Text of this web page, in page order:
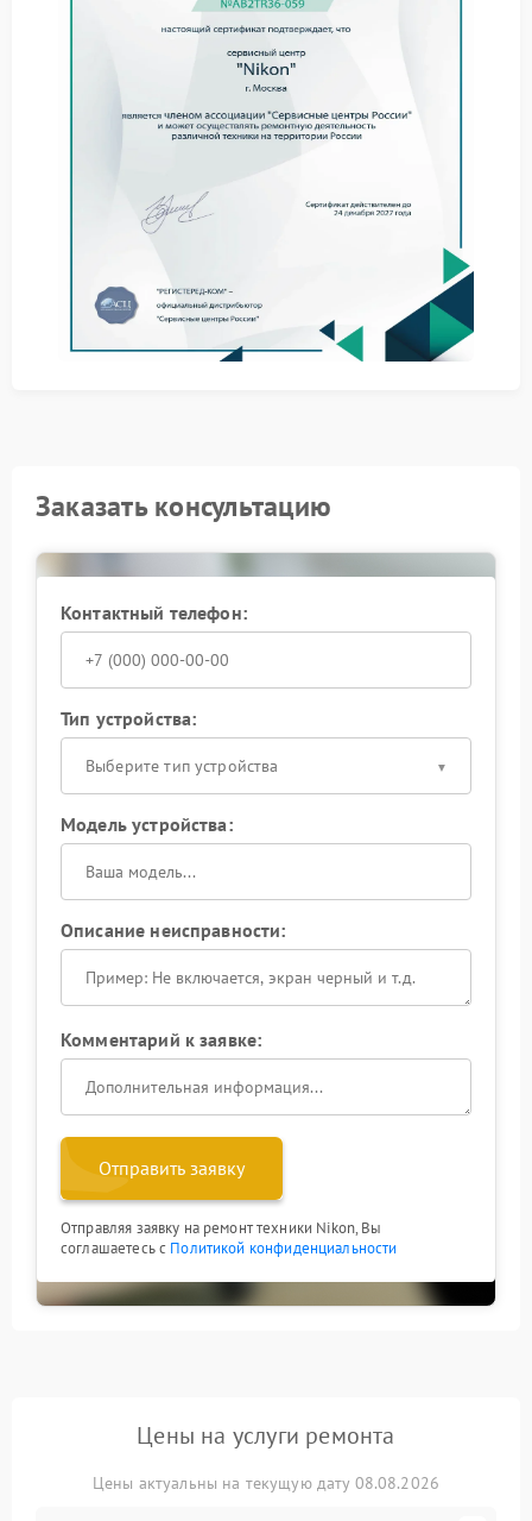
освещения, вероятна неисправность оптики. В этом
случае самостоятельный ремонт Nikon может
привести к дополнительным повреждениям из‑за
сложности конструкции объектива.
Обратитесь в сервисный центр Nikon для
комплексной диагностики. Специалисты проверят
линз и герметичность корпуса.
Официальный сервис Nikon гарантирует
соблюдение заводских стандартов. Это позволяет
восстановить оптические характеристики объектива
и минимизировать риск повторного появления
бликов.
Заказать консультацию
Контактный телефон:
Тип устройства:
Выберите тип устройства
Модель устройства:
Описание неисправности:
Комментарий к заявке:
Отправить заявку
Отправляя заявку на ремонт техники Nikon, Вы
соглашаетесь с Политикой конфиденциальности
Цены на услуги ремонта
Цены актуальны на текущую дату 08.08.2026